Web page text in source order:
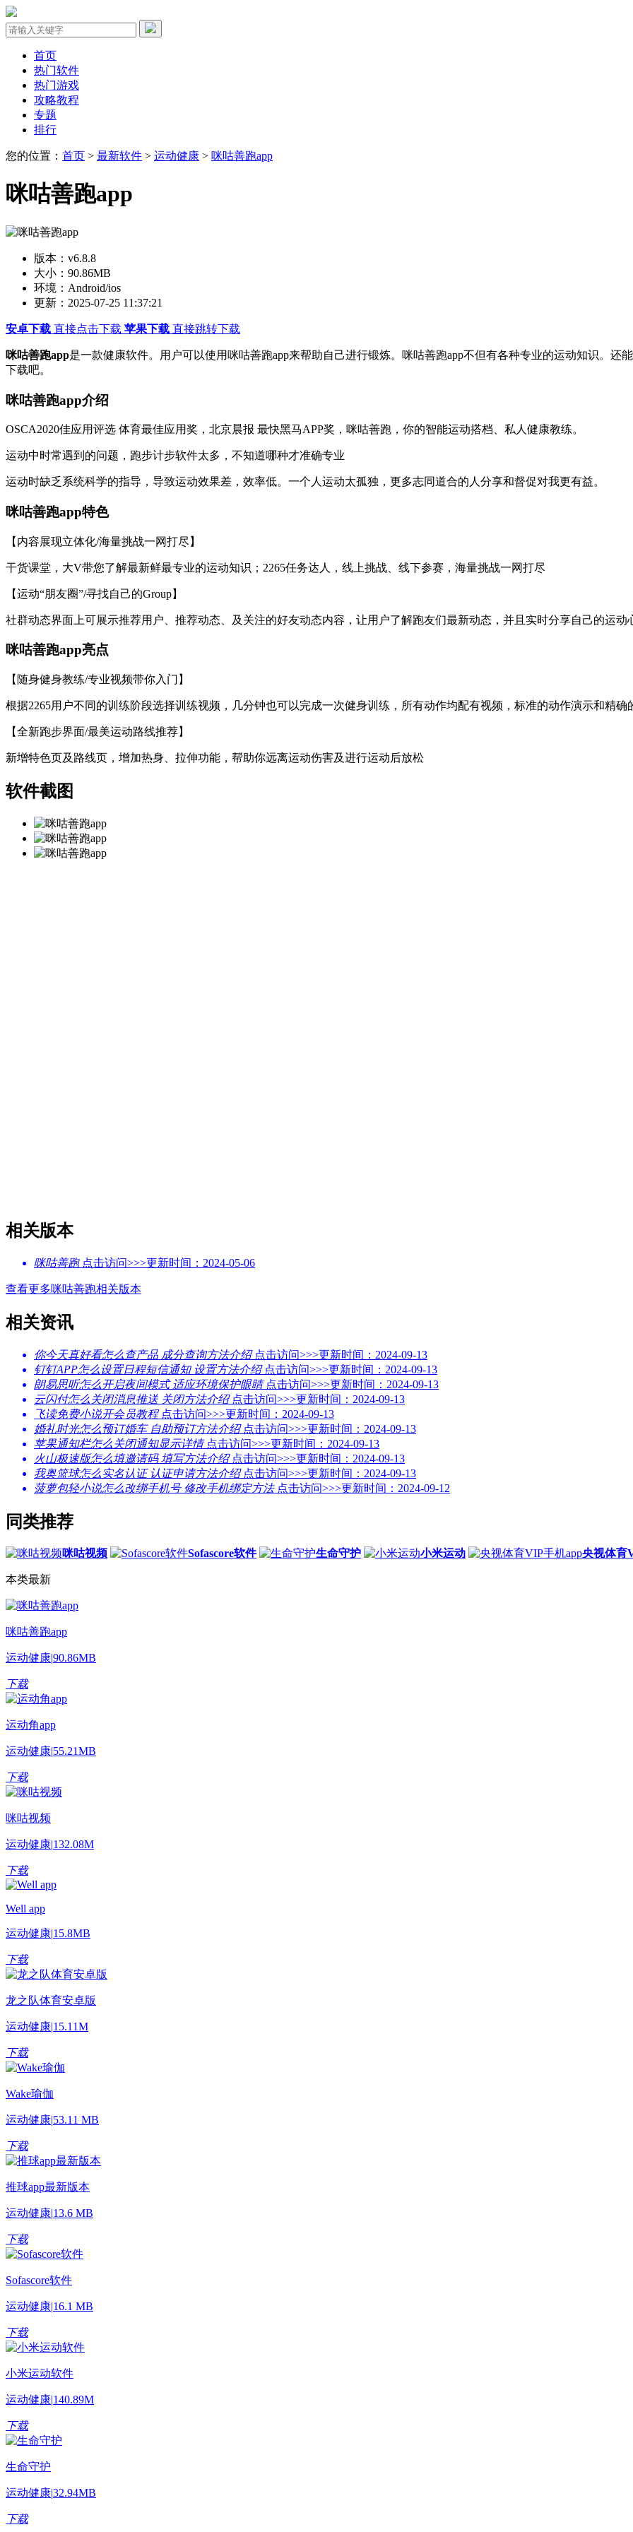
首页
热门软件
热门游戏
攻略教程
专题
排行
您的位置： 首页 > 最新软件 > 运动健康 > 咪咕善跑app
咪咕善跑app
版本：v6.8.8
大小：90.86MB
环境：Android/ios
更新：2025-07-25 11:37:21
安卓下载 直接点击下载 苹果下载 直接跳转下载
咪咕善跑app是一款健康软件。用户可以使用咪咕善跑app来帮助自己进行锻炼。咪咕善跑app不但有各种专业的运动知识。
下载吧。
咪咕善跑app介绍
OSCA2020佳应用评选 体育最佳应用奖，北京晨报 最快黑马APP奖，咪咕善跑，你的智能运动搭档、私人健康教练。
运动中时常遇到的问题，跑步计步软件太多，不知道哪种才准确专业
运动时缺乏系统科学的指导，导致运动效果差，效率低。一个人运动太孤独，更多志同道合的人分享和督促对我更有益。
咪咕善跑app特色
【内容展现立体化/海量挑战一网打尽】
干货课堂，大V带您了解最新鲜最专业的运动知识；2265任务达人，线上挑战、线下参赛，海量挑战一网打尽
【运动“朋友圈”/寻找自己的Group】
社群动态界面上可展示推荐用户、推荐动态、及关注的好友动态内容，让用户了解跑友们最新动态，并且实时分享自己的运动
咪咕善跑app亮点
【随身健身教练/专业视频带你入门】
根据2265用户不同的训练阶段选择训练视频，几分钟也可以完成一次健身训练，所有动作均配有视频，标准的动作演示和精确
【全新跑步界面/最美运动路线推荐】
新增特色页及路线页，增加热身、拉伸功能，帮助你远离运动伤害及进行运动后放松
软件截图
相关版本
咪咕善跑 点击访问>>>更新时间：2024-05-06
查看更多咪咕善跑相关版本
相关资讯
你今天真好看怎么查产品 成分查询方法介绍 点击访问>>>更新时间：2024-09-13
钉钉APP怎么设置日程短信通知 设置方法介绍 点击访问>>>更新时间：2024-09-13
朗易思听怎么开启夜间模式 适应环境保护眼睛 点击访问>>>更新时间：2024-09-13
云闪付怎么关闭消息推送 关闭方法介绍 点击访问>>>更新时间：2024-09-13
飞读免费小说开会员教程 点击访问>>>更新时间：2024-09-13
婚礼时光怎么预订婚车 自助预订方法介绍 点击访问>>>更新时间：2024-09-13
苹果通知栏怎么关闭通知显示详情 点击访问>>>更新时间：2024-09-13
火山极速版怎么填邀请码 填写方法介绍 点击访问>>>更新时间：2024-09-13
我奥篮球怎么实名认证 认证申请方法介绍 点击访问>>>更新时间：2024-09-13
菠萝包轻小说怎么改绑手机号 修改手机绑定方法 点击访问>>>更新时间：2024-09-12
同类推荐
咪咕视频 Sofascore软件 生命守护 小米运动 央视体育
本类最新
咪咕善跑app
运动健康|90.86MB
下载
运动角app
运动健康|55.21MB
下载
咪咕视频
运动健康|132.08M
下载
Well app
运动健康|15.8MB
下载
龙之队体育安卓版
运动健康|15.11M
下载
Wake瑜伽
运动健康|53.11 MB
下载
推球app最新版本
运动健康|13.6 MB
下载
Sofascore软件
运动健康|16.1 MB
下载
小米运动软件
运动健康|140.89M
下载
生命守护
运动健康|32.94MB
下载